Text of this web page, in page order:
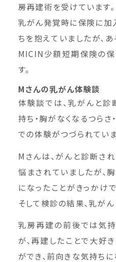
房再建術を受けています。
乳がん発覚時に保険に加
ちを抱えていましたが、
MICIN少額短期保険の
す。
Mさんの乳がん体験談
体験談では、乳がんと
持ち・胸がなくなるつら
での体験がつづられていま
Mさんは、がんと診断さ
悩まされていましたが、
になったことがきっかけ
そして検診の結果、乳が
乳房再建の前後では気
が、再建したことで大好
ができ、前向きな気持ちに